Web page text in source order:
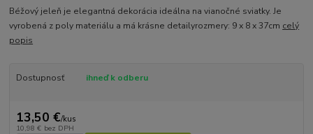
Béžový jeleň je elegantná dekorácia ideálna na vianočné sviatky. Je
vyrobená z poly materiálu a má krásne detailyrozmery: 9 x 8 x 37cm celý
popis
Dostupnosť ihneď k odberu
13,50 €/kus
10,98 € bez DPH